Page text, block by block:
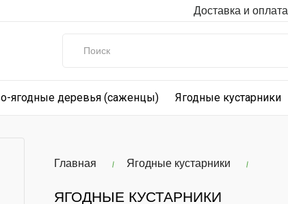
Доставка и оплата
ягодные деревья (саженцы) Ягодные кустарники
Главная Ягодные кустарники
ЯГОДНЫЕ КУСТАРНИКИ